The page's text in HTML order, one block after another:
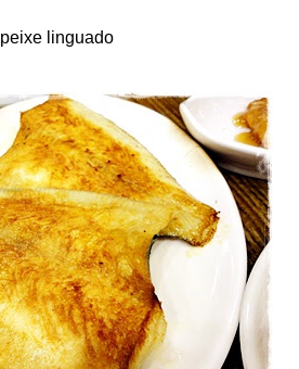
peixe linguado